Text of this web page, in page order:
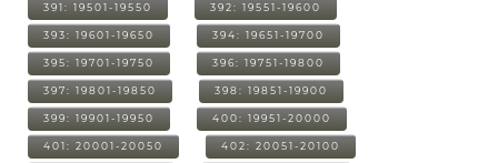
391: 19501-19550 392: 19551-19600
393: 19601-19650 394: 19651-19700
395: 19701-19750 396: 19751-19800
397: 19801-19850 398: 19851-19900
399: 19901-19950 400: 19951-20000
401: 20001-20050 402: 20051-20100